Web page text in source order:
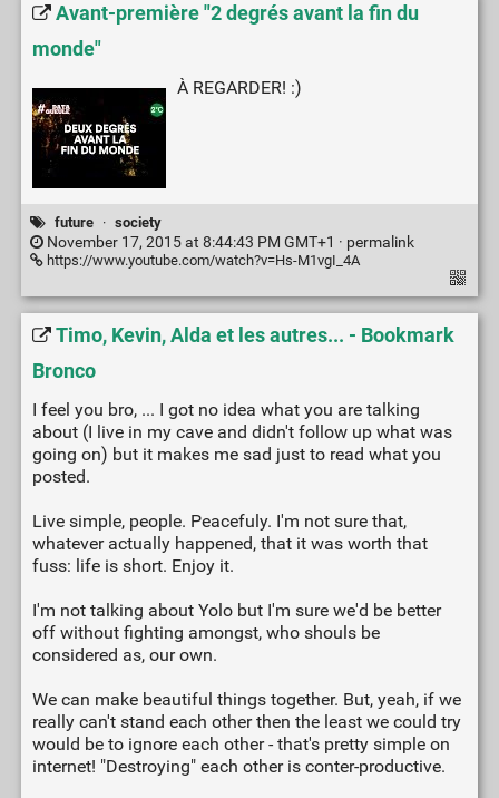
Avant-première "2 degrés avant la fin du
monde"
À REGARDER! :)
future · society
November 17, 2015 at 8:44:43 PM GMT+1 · permalink
https://www.youtube.com/watch?v=Hs-M1vgI_4A
Timo, Kevin, Alda et les autres... - Bookmark
Bronco
I feel you bro, ... I got no idea what you are talking
about (I live in my cave and didn't follow up what was
going on) but it makes me sad just to read what you
posted.
Live simple, people. Peacefuly. I'm not sure that,
whatever actually happened, that it was worth that
fuss: life is short. Enjoy it.
I'm not talking about Yolo but I'm sure we'd be better
off without fighting amongst, who shouls be
considered as, our own.
We can make beautiful things together. But, yeah, if we
really can't stand each other then the least we could try
would be to ignore each other - that's pretty simple on
internet! "Destroying" each other is conter-productive.